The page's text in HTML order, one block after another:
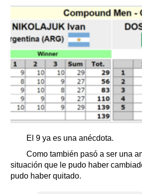
El 9 ya es una anécdota.
Como también pasó a ser una
situación que le pudo haber
pudo haber quitado.